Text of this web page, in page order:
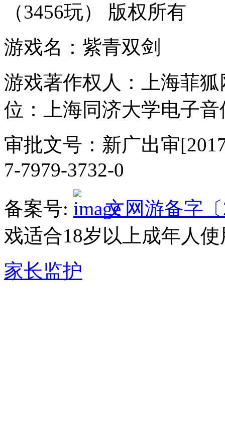
（3456玩） 版权所有
游戏名：紫青双剑
游戏著作权人：上海菲
位：上海同济大学电子
审批文号：新广出审
7-7979-3732-0
备案号:
文网游备字
戏适合18岁以上成年人使
家长监护